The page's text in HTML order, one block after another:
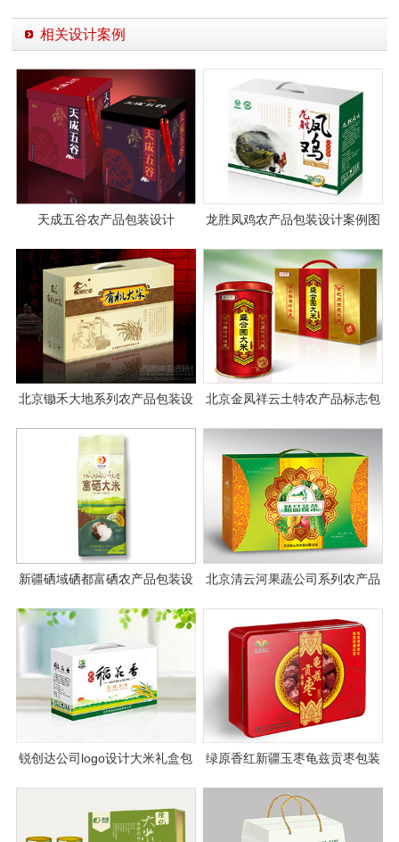
相关设计案例
天成五谷农产品包装设计
龙胜凤鸡农产品包装设计案例图
北京锄禾大地系列农产品包装设
北京金凤祥云土特农产品标志包
新疆硒域硒都富硒农产品包装设
北京清云河果蔬公司系列农产品
锐创达公司logo设计大米礼盒包
绿原香红新疆玉枣龟兹贡枣包装